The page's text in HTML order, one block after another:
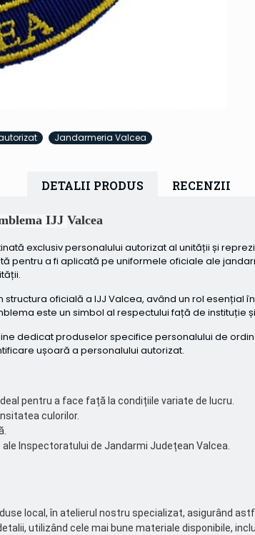
Jandarmeria Valcea
DETALII PRODUS RECENZII
IJJ Valcea
exclusiv personalului autorizat al unității și
pentru a fi aplicată pe uniformele oficiale ale
oficială a IJJ Valcea, având un rol esențial
este un simbol al respectului față de
dedicat produselor specifice personalului de
ușoară a personalului autorizat.
pentru a face față la condițiile variate de lucru.
culorilor.
Inspectoratului de Jandarmi Județean Valcea.
local, în atelierul nostru specializat, asigurând
utilizând cele mai bune materiale disponibile,